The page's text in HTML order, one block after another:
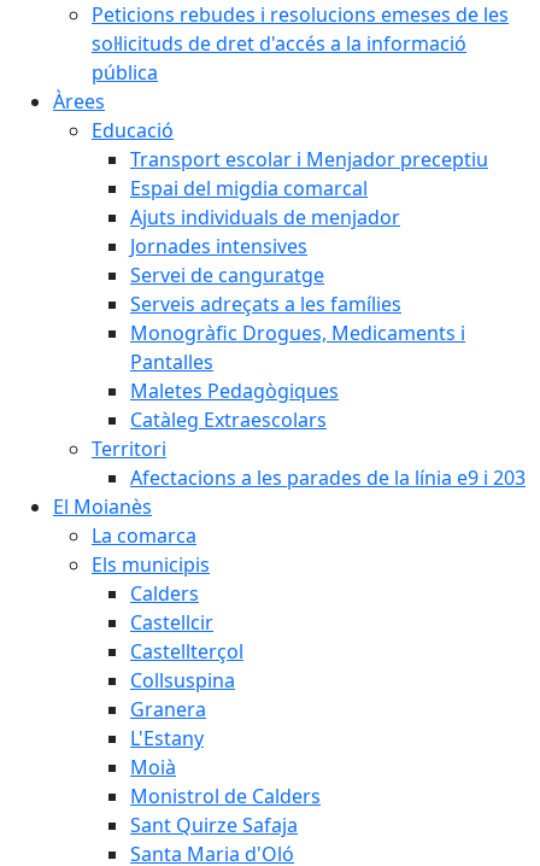
Peticions rebudes i resolucions emeses de les
sol·licituds de dret d'accés a la informació
pública
Àrees
Educació
Transport escolar i Menjador preceptiu
Espai del migdia comarcal
Ajuts individuals de menjador
Jornades intensives
Servei de canguratge
Serveis adreçats a les famílies
Monogràfic Drogues, Medicaments i
Pantalles
Maletes Pedagògiques
Catàleg Extraescolars
Territori
Afectacions a les parades de la línia e9 i 203
El Moianès
La comarca
Els municipis
Calders
Castellcir
Castellterçol
Collsuspina
Granera
L'Estany
Moià
Monistrol de Calders
Sant Quirze Safaja
Santa Maria d'Oló